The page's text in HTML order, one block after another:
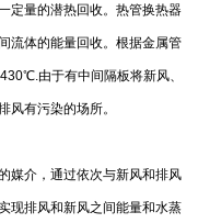
定量的潜热回收。热管换热器
流体的能量回收。根据金属管
由于有中间隔板将新风、
风有污染的场所。
媒介，通过依次与新风和排风
现排风和新风之间能量和水蒸